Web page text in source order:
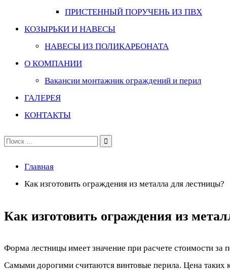
ПРИСТЕННЫЙ ПОРУЧЕНЬ ИЗ ПВХ
КОЗЫРЬКИ И НАВЕСЫ
НАВЕСЫ ИЗ ПОЛИКАРБОНАТА
О КОМПАНИИ
Вакансии монтажник ограждений и перил
ГАЛЕРЕЯ
КОНТАКТЫ
Поиск
Главная
Как изготовить ограждения из металла для лестницы?
Как изготовить ограждения из
Форма лестницы имеет значение при расчете стоимости
Самыми дорогими считаются винтовые перила. Цена